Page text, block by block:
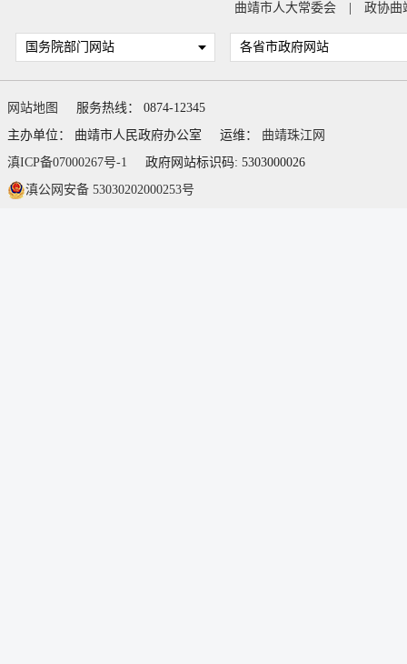
曲靖市人大常委会 政协曲
国务院部门网站 各省市政府网站
网站地图
服务热线： 0874-12345
主办单位： 曲靖市人民政府办公室
运维： 曲靖珠江网
滇ICP备07000267号-1
政府网站标识码: 5303000026
滇公网安备 53030202000253号